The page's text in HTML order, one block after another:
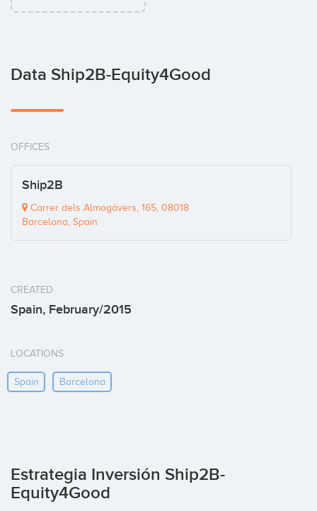
Data Ship2B-Equity4Good
OFFICES
Ship2B
Carrer dels Almogàvers, 165, 08018
Barcelona, Spain
CREATED
Spain, February/2015
LOCATIONS
Spain Barcelona
Estrategia Inversión Ship2B-
Equity4Good